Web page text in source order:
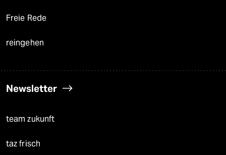
Freie Rede
reingehen
Newsletter
team zukunft
taz frisch